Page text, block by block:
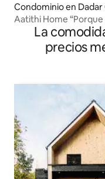
Condominio en Dadar
Aatithi Home “Porque aquí todos los huéspedes son
divinos”
La
precios